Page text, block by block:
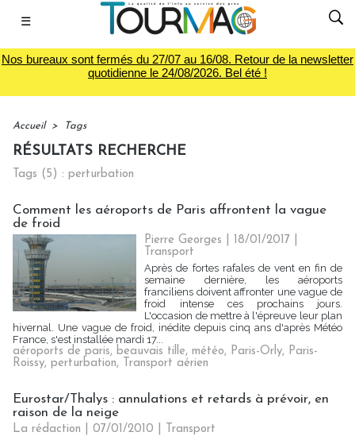
☰
Nos bureaux sont fermés du 27/07 au 16/08. Retour de la newsletter
quotidienne le 24/08/2026. Bel été !
Accueil > Tags
RÉSULTATS RECHERCHE
Tags (5) : perturbation
Comment les aéroports de Paris affrontent la vague
de froid
Pierre Georges | 18/01/2017
Transport
Après de fortes rafales de vent en fin de
semaine dernière, les aéroports
franciliens doivent affronter une vague de
froid intense ces prochains jours.
L'occasion de mettre à l'épreuve leur plan
hivernal. Une vague de froid, inédite depuis cinq ans d'après Météo
France, s'est installée mardi 17...
aéroports de paris, beauvais tille, météo, Paris-Orly, Paris-
Roissy, perturbation, Transport aérien
Eurostar/Thalys : annulations et retards à prévoir, en
raison de la neige
La rédaction | 07/01/2010
Transport